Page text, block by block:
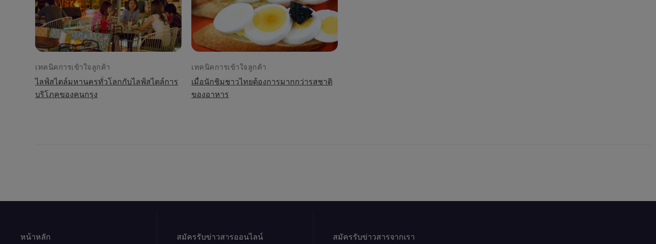
เทคนิคการเข้าใจลูกค้า
ไลฟ์สไตล์มหานครทั่วโลกกับไลฟ์สไตล์การ
บริโภคของคนกรุง
เทคนิคการเข้าใจลูกค้า
เมื่อนักชิมชาวไทยต้องการมากกว่ารสชาติ
ของอาหาร
หน้าหลัก
สมัครรับข่าวสารออนไลน์
สมัครรับข่าวสารจากเรา